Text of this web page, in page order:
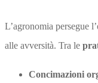
L’agronomia persegue
alle avversità. Tra le
Concimazioni